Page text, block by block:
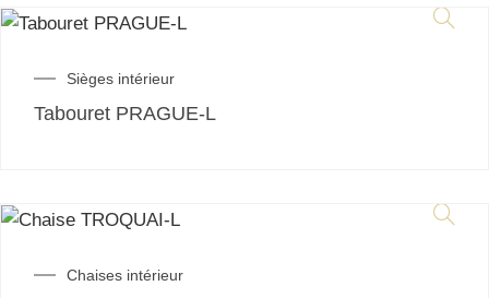
Sièges intérieur
Tabouret PRAGUE-L
Chaises intérieur